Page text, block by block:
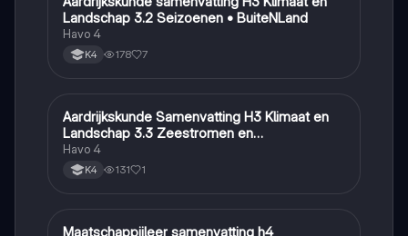
Landschap 3.2 Seizoenen • BuiteNLand
Havo 4
K4 178 7
Aardrijkskunde
Aardrijkskunde Samenvatting H3 Klimaat en
Landschap 3.3 Zeestromen en
Klimaatgebieden • BuiteNLand
Havo 4
K4 131 1
Maatschappijleer
Maatschappijleer samenvatting h4